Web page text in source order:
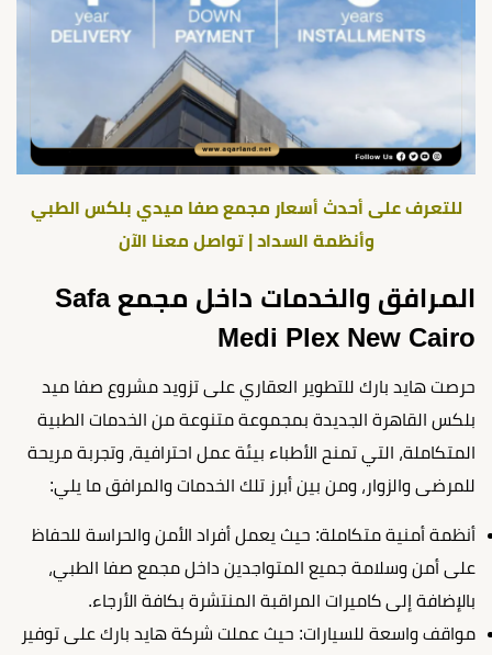
للتعرف على أحدث أسعار مجمع صفا ميدي بلكس الطبي
وأنظمة السداد | تواصل معنا الآن
المرافق والخدمات داخل مجمع Safa
Medi Plex New Cairo
حرصت هايد بارك للتطوير العقاري على تزويد مشروع صفا ميد
بلكس القاهرة الجديدة بمجموعة متنوعة من الخدمات الطبية
المتكاملة، التي تمنح الأطباء بيئة عمل احترافية، وتجربة مريحة
للمرضى والزوار، ومن بين أبرز تلك الخدمات والمرافق ما يلي:
أنظمة أمنية متكاملة: حيث يعمل أفراد الأمن والحراسة للحفاظ
على أمن وسلامة جميع المتواجدين داخل مجمع صفا الطبي،
بالإضافة إلى كاميرات المراقبة المنتشرة بكافة الأرجاء.
مواقف واسعة للسيارات: حيث عملت شركة هايد بارك على توفير